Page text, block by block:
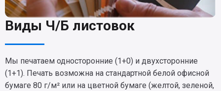
Виды Ч/Б листовок
Мы печатаем односторонние (1+0) и двухсторонние
(1+1). Печать возможна на стандартной белой офисной
бумаге 80 г/м² или на цветной бумаге (желтой, зеленой,